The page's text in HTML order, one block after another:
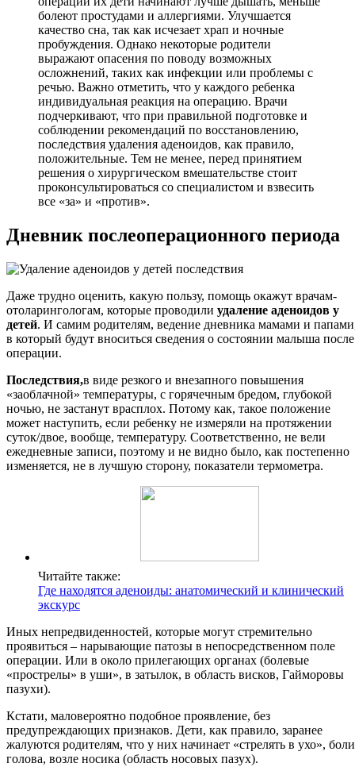
болеют простудами и аллергиями. Улучшается
качество сна, так как исчезает храп и ночные
пробуждения. Однако некоторые родители
выражают опасения по поводу возможных
осложнений, таких как инфекции или проблемы с
речью. Важно отметить, что у каждого ребенка
индивидуальная реакция на операцию. Врачи
подчеркивают, что при правильной подготовке и
соблюдении рекомендаций по восстановлению,
последствия удаления аденоидов, как правило,
положительные. Тем не менее, перед принятием
решения о хирургическом вмешательстве стоит
проконсультироваться со специалистом и взвесить
все «за» и «против».
Дневник послеоперационного периода
Даже трудно оценить, какую пользу, помощь окажут врачам-
отоларингологам, которые проводили удаление аденоидов у
детей. И самим родителям, ведение дневника мамами и
в который будут вноситься сведения о состоянии малыша после
операции.
Последствия,в виде резкого и внезапного повышения
«заоблачной» температуры, с горячечным бредом, глубокой
ночью, не застанут врасплох. Потому как, такое положение
может наступить, если ребенку не измеряли на протяжении
суток/двое, вообще, температуру. Соответственно, не вели
ежедневные записи, поэтому и не видно было, как постепенно
изменяется, не в лучшую сторону, показатели термометра.
Читайте также:
Где находятся аденоиды: анатомический и клинический
экскурс
Иных непредвиденностей, которые могут стремительно
проявиться – нарывающие патозы в непосредственном поле
операции. Или в около прилегающих органах (болевые
«прострелы» в уши», в затылок, в область висков, Гайморовы
пазухи).
Кстати, маловероятно подобное проявление, без
предупреждающих признаков. Дети, как правило, заранее
жалуются родителям, что у них начинает «стрелять в ухо»,
голова, возле носика (область носовых пазух).